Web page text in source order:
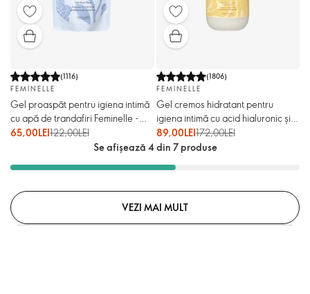
(1116)
FEMINELLE
Gel proaspăt pentru igiena intimă
cu apă de trandafiri Feminelle -
rezervă
65,00LEI122,00LEI
(1806)
FEMINELLE
Gel cremos hidratant pentru
igiena intimă cu acid hialuronic și
extract din piersică Feminelle
89,00LEI172,00LEI
Se afișează 4 din 7 produse
VEZI MAI MULT